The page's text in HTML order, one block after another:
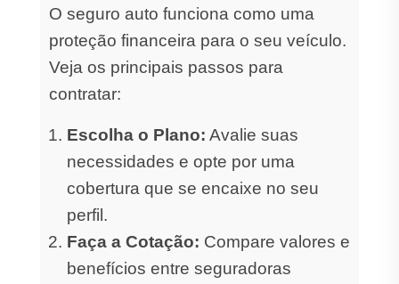
O seguro auto funciona como uma
proteção financeira para o seu veículo.
Veja os principais passos para
contratar:
Escolha o Plano: Avalie suas
necessidades e opte por uma
cobertura que se encaixe no seu
perfil.
Faça a Cotação: Compare valores e
benefícios entre seguradoras